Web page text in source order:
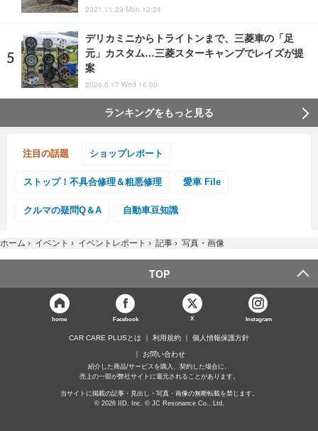
2021.11.29 Mon 12:24
デリカミニからトライトンまで、三菱車の「足
元」カスタム…三菱スターキャンプでレイズが提
案
2026.6.17 Wed 16:00
ランキングをもっと見る
注目の話題 ショップレポート
ストップ！不具合修理＆粗悪修理 愛車 File
クルマの疑問Q＆A 自動車豆知識
ホーム › イベント › イベントレポート › 記事 › 写真・画像
TOP
home Facebook X Instagram
CAR CARE PLUSとは 利用規約 個人情報保護方針
お問い合わせ
紹介した商品/サービスを購入、契約した場合に、
売上の一部が弊社サイトに還元されることがあります。
当サイトに掲載の記事・見出し・写真・画像の無断転載を禁じます。
© 2026 IID, Inc. © JC Resonance Co., Ltd.